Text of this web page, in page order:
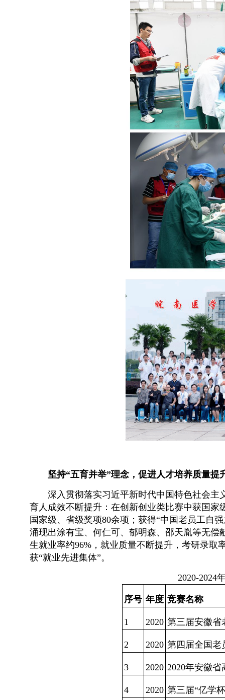
坚持“五育并举”理念，促进人才培养质量提
深入贯彻落实习近平新时代中国特色社会主
育人成效不断提升：在创新创业类比赛中获国家
国家级、省级奖项80余项；获得“中国老员工自
涌现出涂有宝、何仁可、郁明森、邵天胤等无
生就业率约96%，就业质量不断提升，考研录取
获“就业先进集体”。
2020-2024
序号 年度 竞赛名称
1 2020 第三届安徽省
2 2020 第四届全国老
3 2020 2020年安徽
4 2020 第三届“亿学